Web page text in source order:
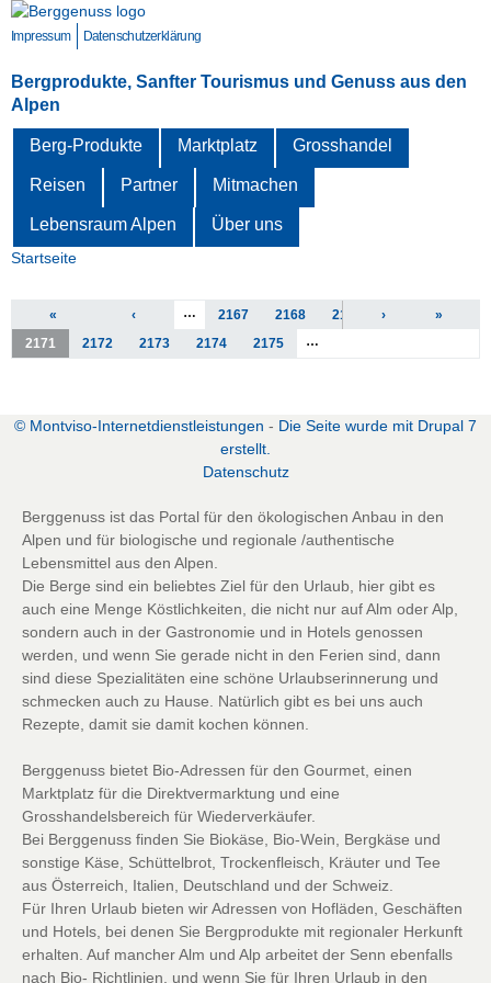
zum
Impressum Datenschutzerklärung
Bergprodukte, Sanfter Tourismus und Genuss aus den
Alpen
Berg-Produkte Marktplatz Grosshandel
Reisen Partner Mitmachen
Lebensraum Alpen Über uns
Sie sind hier
Startseite
Seiten
« ‹ … 2167 2168 2169
2171
2172 2173 2174 2175 …
› »
© Montviso-Internetdienstleistungen - Die Seite wurde mit Drupal 7
erstellt.
Datenschutz
Berggenuss ist das Portal für den ökologischen Anbau in den
Alpen und für biologische und regionale /authentische
Lebensmittel aus den Alpen.
Die Berge sind ein beliebtes Ziel für den Urlaub, hier gibt es
auch eine Menge Köstlichkeiten, die nicht nur auf Alm oder Alp,
sondern auch in der Gastronomie und in Hotels genossen
werden, und wenn Sie gerade nicht in den Ferien sind, dann
sind diese Spezialitäten eine schöne Urlaubserinnerung und
schmecken auch zu Hause. Natürlich gibt es bei uns auch
Rezepte, damit sie damit kochen können.
Berggenuss bietet Bio-Adressen für den Gourmet, einen
Marktplatz für die Direktvermarktung und eine
Grosshandelsbereich für Wiederverkäufer.
Bei Berggenuss finden Sie Biokäse, Bio-Wein, Bergkäse und
sonstige Käse, Schüttelbrot, Trockenfleisch, Kräuter und Tee
aus Österreich, Italien, Deutschland und der Schweiz.
Für Ihren Urlaub bieten wir Adressen von Hofläden, Geschäften
und Hotels, bei denen Sie Bergprodukte mit regionaler Herkunft
erhalten. Auf mancher Alm und Alp arbeitet der Senn ebenfalls
nach Bio- Richtlinien, und wenn Sie für Ihren Urlaub in den